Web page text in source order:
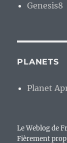
Genesis8
PLANETS
Planet
Le Weblog de
Fièrement